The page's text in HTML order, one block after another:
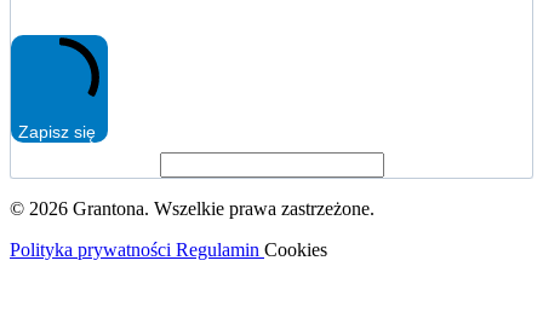
Zapisz się
© 2026 Grantona. Wszelkie prawa zastrzeżone.
Polityka prywatności Regulamin Cookies